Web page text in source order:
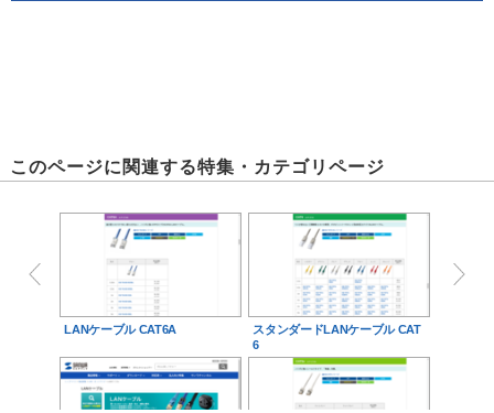
このページに関連する特集・カテゴリページ
LANケーブル CAT6A
スタンダードLANケーブル CAT
6